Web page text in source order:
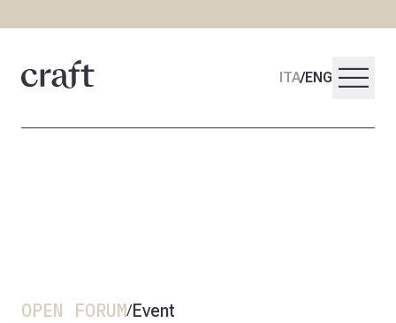
ITA/ENG menu
OPEN FORUM/Event